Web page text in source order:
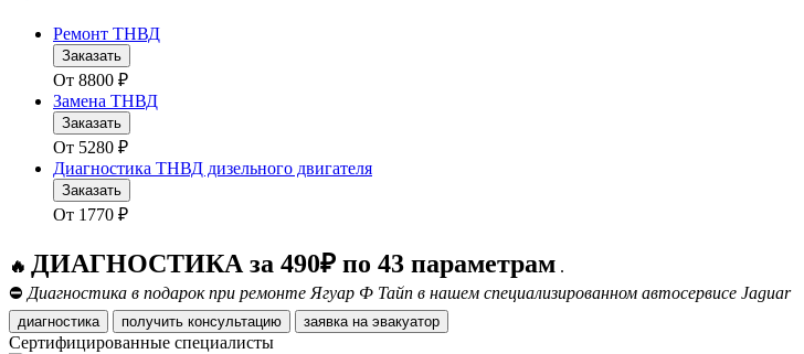
Ремонт ТНВД
Заказать
От 8800 ₽
Замена ТНВД
Заказать
От 5280 ₽
Диагностика ТНВД дизельного двигателя
Заказать
От 1770 ₽
🔥 ДИАГНОСТИКА за 490₽ по 43 параметрам .
⛔ Диагностика в подарок при ремонте Ягуар Ф Тайп в нашем специализированном автосервисе Jaguar
диагностика получить консультацию заявка на эвакуатор
Сертифицированные специалисты